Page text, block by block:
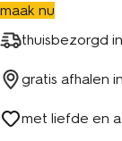
maak nu
thuisbezorgd in
gratis afhalen in
met liefde en